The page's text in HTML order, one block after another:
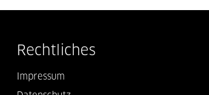
Rechtliches
Impressum